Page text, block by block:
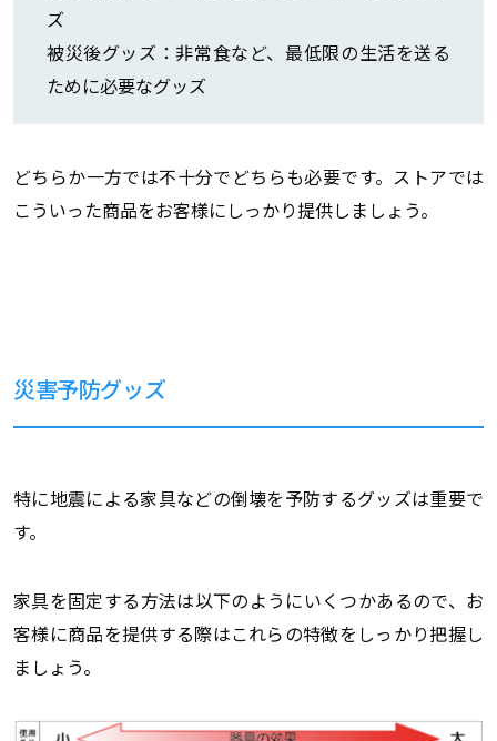
ズ
被災後グッズ：非常食など、最低限の生活を送る
ために必要なグッズ
どちらか一方では不十分でどちらも必要です。ストアでは
こういった商品をお客様にしっかり提供しましょう。
災害予防グッズ
特に地震による家具などの倒壊を予防するグッズは重要で
す。
家具を固定する方法は以下のようにいくつかあるので、お
客様に商品を提供する際はこれらの特徴をしっかり把握し
ましょう。